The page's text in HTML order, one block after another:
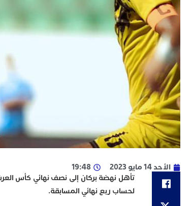
الأحد 14 مايو 2023
19:48
لحساب ربع نهائي المسابقة.